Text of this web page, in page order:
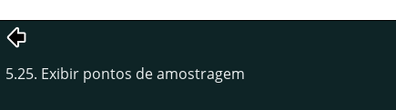
5.25. Exibir pontos de amostragem